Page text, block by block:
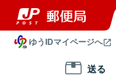
ゆうIDマイページへ
送る